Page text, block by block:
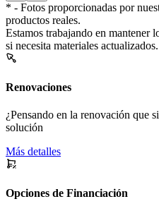
* - Fotos proporcionadas por
productos reales.
Estamos trabajando en mantener
si necesita materiales actualizados.
Renovaciones
¿Pensando en la renovación que
solución
Más detalles
Opciones de Financiación